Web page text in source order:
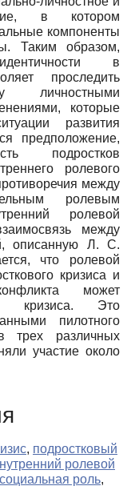
в котором
компоненты
Таким образом,
в
проследить
личностными
которые
развития
предположение,
подростков
ролевого
между
ролевым
ролевой
между
описанную Л. С.
что ролевой
кризиса и
может
кризиса. Это
пилотного
трех различных
участие около
, подростковый
ролевой
социальная роль,